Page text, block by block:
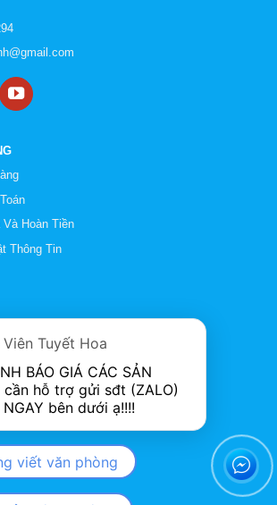
Hoàn Tiền
Thông Tin
Viên Tuyết Hoa
BÁO GIÁ CÁC SẢN
cần hỗ trợ gửi sđt (ZALO)
viết văn phòng